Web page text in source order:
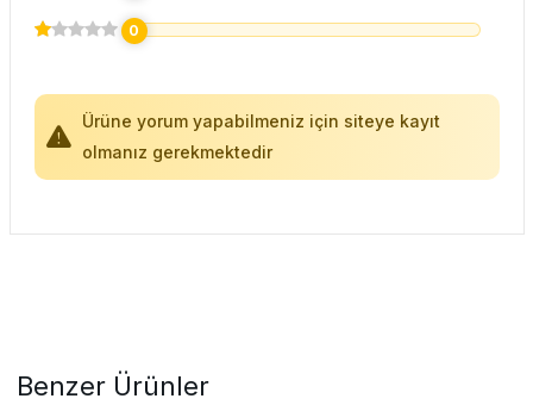
0
Ürüne yorum yapabilmeniz için siteye kayıt
olmanız gerekmektedir
Benzer Ürünler